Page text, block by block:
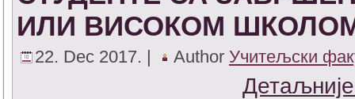
ИЛИ ВИСОКОМ
22. Dec 2017. | Author Учитељски